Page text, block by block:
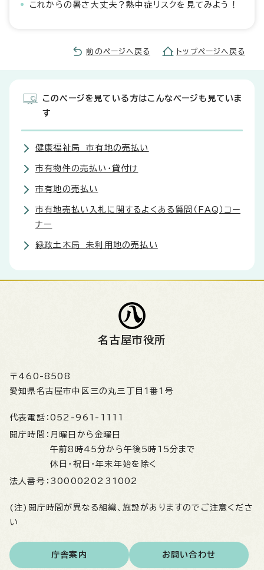
これからの暑さ大丈夫？熱中症リスクを見てみよう！
前のページへ戻る トップページへ戻る
このページを見ている方はこんなページも見ていま
す
健康福祉局 市有地の売払い
市有物件の売払い・貸付け
市有地の売払い
市有地売払い入札に関するよくある質問（FAQ）コー
ナー
緑政土木局 未利用地の売払い
名古屋市役所
〒460-8508
愛知県名古屋市中区三の丸三丁目1番1号
代表電話： 052-961-1111
開庁時間： 月曜日から金曜日
午前8時45分から午後5時15分まで
休日・祝日・年末年始を除く
法人番号： 3000020231002
(注)開庁時間が異なる組織、施設がありますのでご注意くださ
い
庁舎案内 お問い合わせ